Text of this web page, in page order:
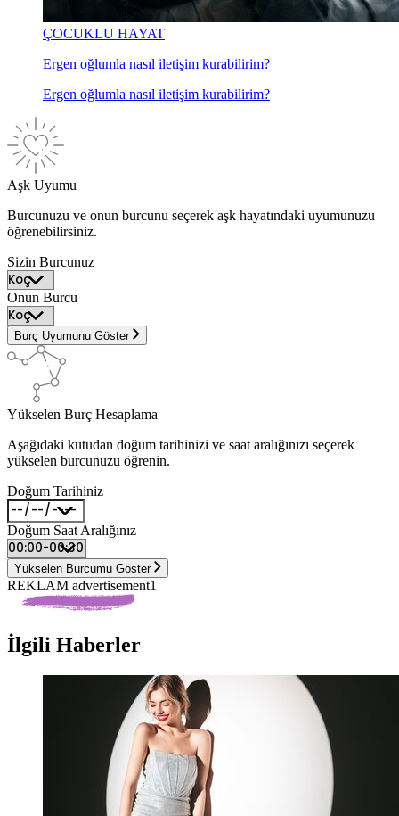
ÇOCUKLU HAYAT
Ergen oğlumla nasıl iletişim kurabilirim?
Ergen oğlumla nasıl iletişim kurabilirim?
Aşk Uyumu
Burcunuzu ve onun burcunu seçerek aşk hayatındaki uyumunuzu
öğrenebilirsiniz.
Sizin Burcunuz
Onun Burcu
Burç Uyumunu Göster
Yükselen Burç Hesaplama
Aşağıdaki kutudan doğum tarihinizi ve saat aralığınızı seçerek
yükselen burcunuzu öğrenin.
Doğum Tarihiniz
Doğum Saat Aralığınız
Yükselen Burcumu Göster
REKLAM advertisement1
İlgili Haberler